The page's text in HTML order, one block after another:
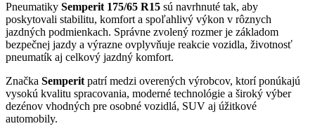
Pneumatiky Semperit 175/65 R15 sú navrhnuté tak, aby
poskytovali stabilitu, komfort a spoľahlivý výkon v rôznych
jazdných podmienkach. Správne zvolený rozmer je základom
bezpečnej jazdy a výrazne ovplyvňuje reakcie vozidla, životnosť
pneumatík aj celkový jazdný komfort.
Značka Semperitpatrí medzi overených výrobcov, ktorí ponúkajú
vysokú kvalitu spracovania, moderné technológie a široký výber
dezénov vhodných pre osobné vozidlá, SUV aj úžitkové
automobily.